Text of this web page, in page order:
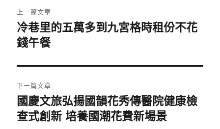
章
導
覽
上一篇文章
上
一
文
章:
冷巷里的五萬多到九宮格時租份不花
錢午餐
下一篇文章
下
一
國慶文旅弘揚國韻花秀傳醫院健康檢
查式創新 培養國潮花費新場景